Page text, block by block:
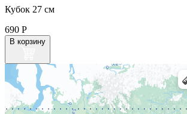
Кубок 27 см
690 Р
В корзину